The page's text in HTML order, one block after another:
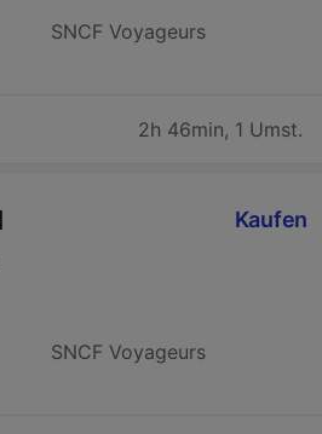
SNCF Voyageurs
2h 46min, 1 Umst.
SNCF Voyageurs
Kaufen